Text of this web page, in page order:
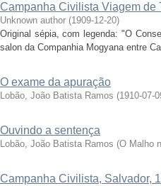
Campanha Civilista Viagem de
Unknown author (1909-12-20)
Original sépia, com legenda: "O
salon da Companhia Mogyana entre
O exame da apuração
Lobão, João Batista Ramos (1910-07-
Ouvindo a sentença
Lobão, João Batista Ramos (O Malho
Campanha Civilista, Salvador,